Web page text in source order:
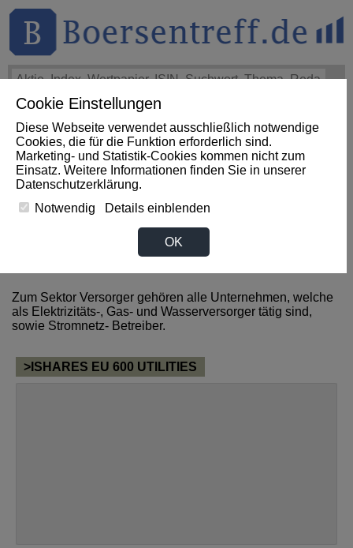
Cookie Einstellungen
Diese Webseite verwendet ausschließlich notwendige
Cookies, die für die Funktion erforderlich sind.
Marketing- und Statistik-Cookies kommen nicht zum
Einsatz. Weitere Informationen finden Sie in unserer
Datenschutzerklärung.
Notwendig
Details einblenden
OK
THEMEN HOT-STOCKS
Impact News +++ HTZ Investors Have Opportunity to Lead
Hertz Global Holdings, Inc. Securities Fraud Lawsuit (PR
Newswire) +++ HERTZ Aktie +31,45%
News zum Sektor Versorger
aus Kuba
Zum Sektor Versorger gehören alle Unternehmen, welche
als Elektrizitäts-, Gas- und Wasserversorger tätig sind,
sowie Stromnetz- Betreiber.
>ISHARES EU 600 UTILITIES